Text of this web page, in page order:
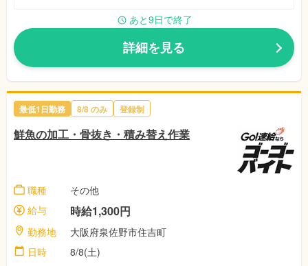
あと9日で終了
詳細を見る
最低1日勤務 8/8のみ 登録制
鮮魚の加工・骨抜き・積み替え作業
職種
その他
給与
時給1,300円
勤務地
大阪府泉佐野市住吉町
日時
8/8(土)